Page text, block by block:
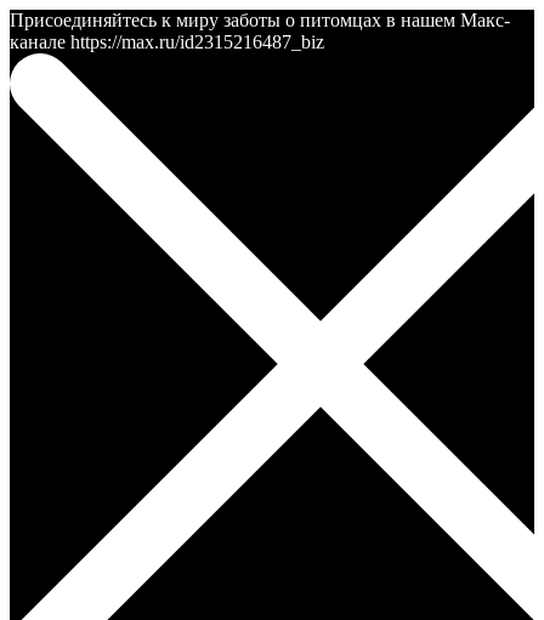
Присоединяйтесь к миру заботы о питомцах в нашем Макс-
канале https://max.ru/id2315216487_biz